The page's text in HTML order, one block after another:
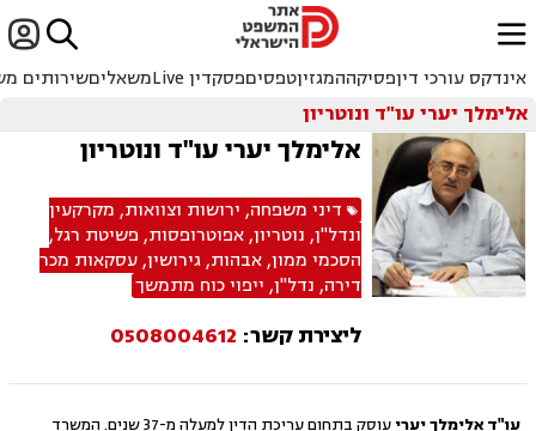

ﱐ
אינדקס עורכי דיןפסיקההמגזיןטפסיםפסקדין Live משאליםשירותים
אלימלך יערי עו"ד ונוטריון
אלימלך יערי עו"ד ונוטריון
דיני משפחה, ירושות וצוואות, מקרקעין
ונדל"ן, נוטריון,אפוטרופסות, פשיטת רגל,
הסכמי ממון,אבהות,גירושין,עסקאות מכר
דירה, נדל"ן, ייפוי כוח מתמשך
ליצירת קשר: 0508004612
עו"ד אלימלך יערי
עוסק בתחום עריכת הדין למעלה מ-37 שנים. המשרד